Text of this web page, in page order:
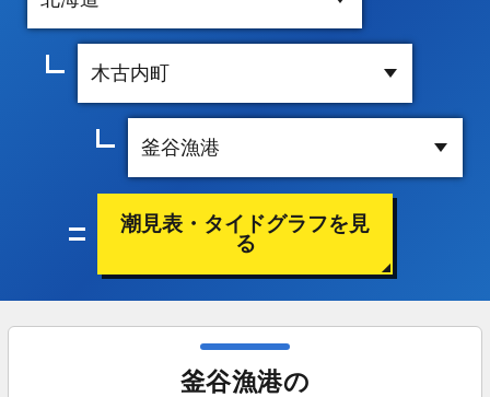
潮見表・タイドグラフを見
る
釜谷漁港の